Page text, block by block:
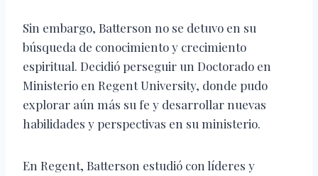
Sin embargo, Batterson no se detuvo en su
búsqueda de conocimiento y crecimiento
espiritual. Decidió perseguir un Doctorado en
Ministerio en Regent University, donde pudo
explorar aún más su fe y desarrollar nuevas
habilidades y perspectivas en su ministerio.
En Regent, Batterson estudió con líderes y